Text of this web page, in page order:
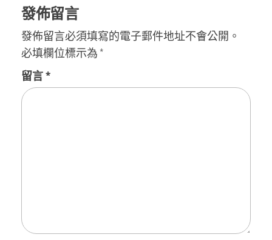
發佈留言
發佈留言必須填寫的電子郵件地址不會公開。
必填欄位標示為 *
留言*